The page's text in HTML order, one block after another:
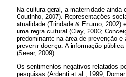
Na cultura geral, a maternidade
Coutinho, 2007). Representações
atualidade (Trindade & Enumo, 2002)
uma regra cultural (Clay, 2006;
predominante na área de prevenção
prevenir doença. A informa­ção
(Seear, 2009).
Os sentimentos negativos relatados
pesquisas (Ardenti et al., 1999;